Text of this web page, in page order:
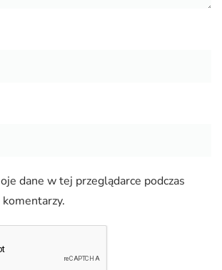
dane w tej przeglądarce podczas